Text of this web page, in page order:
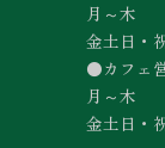
月～木
金土日・
●カフェ
月～木
金土日・